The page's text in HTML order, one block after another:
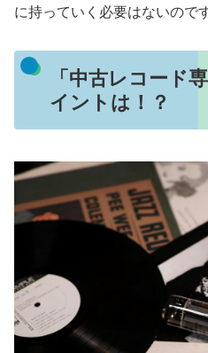
に持っていく必要はないのです
「中古レコード
イントは！？